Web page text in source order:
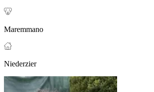
Maremmano
Niederzier